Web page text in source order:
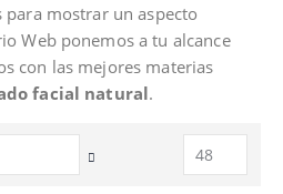
mostrar un aspecto
Web ponemos a tu alcance
con las mejores materias
facial natural.
Fijar